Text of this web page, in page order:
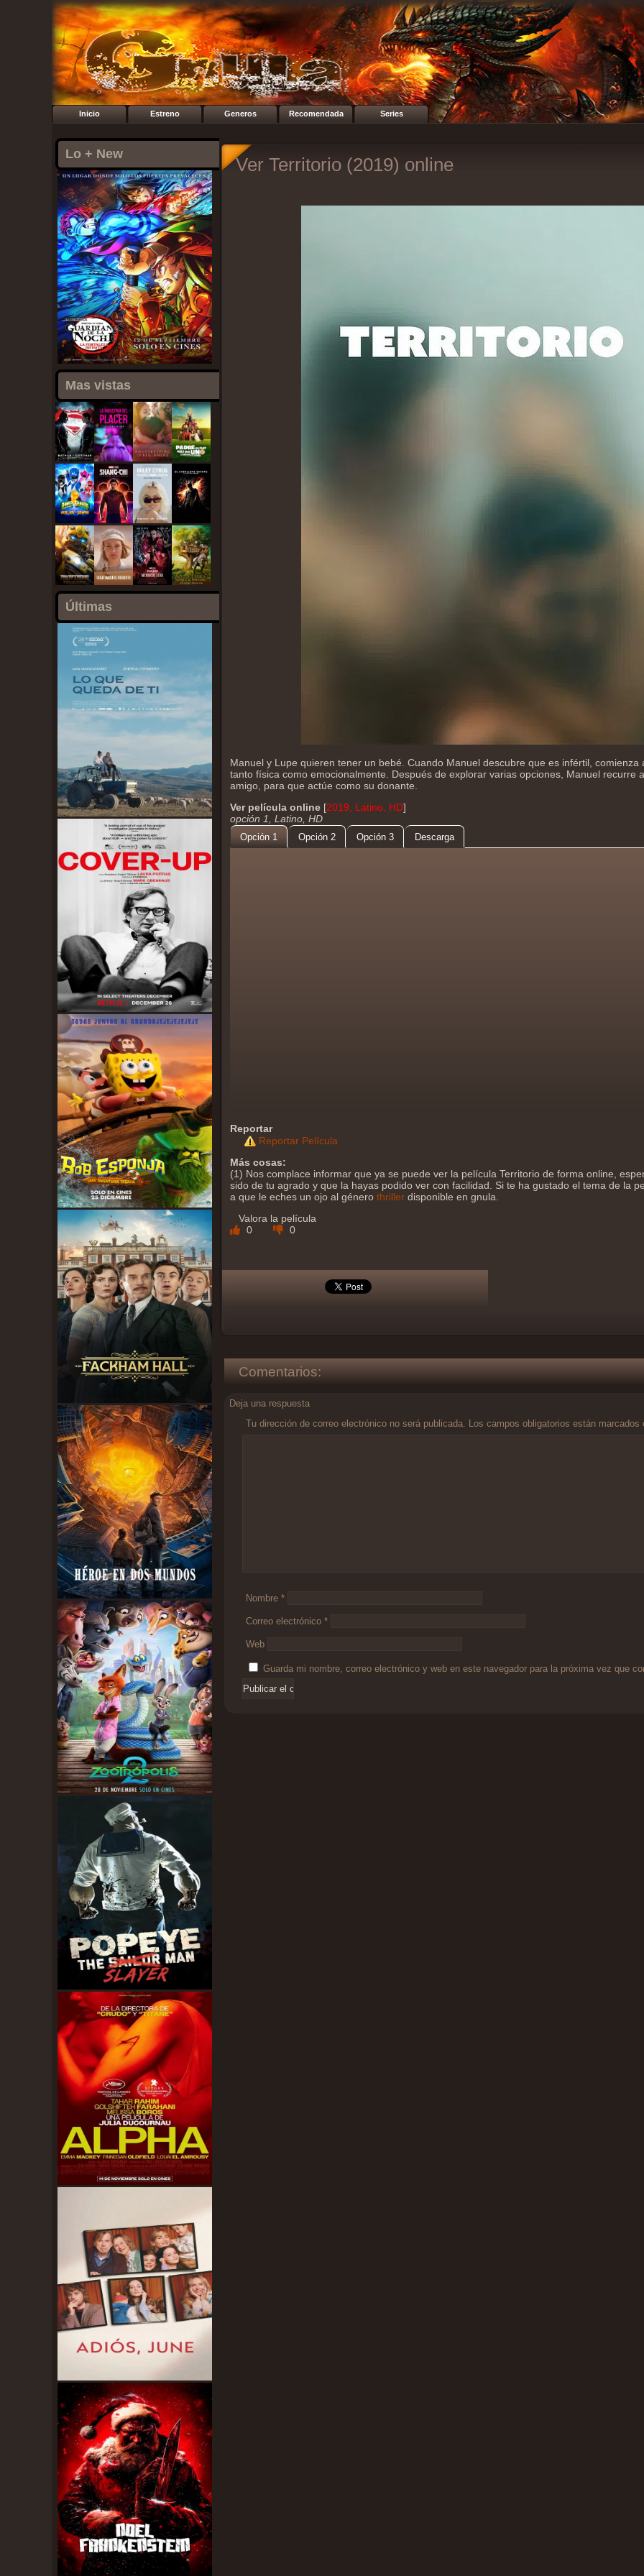
Inicio Estreno Generos Recomendada Series
Lo + New
Mas vistas
Últimas
Ver Territorio (2019) online
Manuel y Lupe quieren tener un bebé. Cuando Manuel descubre que es infértil, comienza
tanto física como emocionalmente. Después de explorar varias opciones, Manuel recurre
amigo, para que actúe como su donante.
Ver película online [2019, Latino, HD]
opción 1, Latino, HD
Opción 1 Opción 2 Opción 3 Descarga
Reportar
Reportar Película
Más cosas:
(1) Nos complace informar que ya se puede ver la película Territorio de forma online,
sido de tu agrado y que la hayas podido ver con facilidad. Si te ha gustado el tema de la
a que le eches un ojo al género thriller disponible en gnula.
Valora la película
0
0
Comentarios:
Deja una respuesta
Tu dirección de correo electrónico no será publicada. Los campos obligatorios están marcados
Nombre *
Correo electrónico *
Web
Guarda mi nombre, correo electrónico y web en este navegador para la próxima vez que